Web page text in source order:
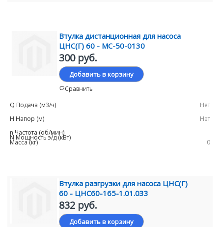
Втулка дистанционная для насоса
ЦНС(Г) 60 - МС-50-0130
300 руб.
Добавить в корзину
Сравнить
Нет
Нет
0
Втулка разгрузки для насоса ЦНС(Г)
60 - ЦНС60-165-1.01.033
832 руб.
Добавить в корзину